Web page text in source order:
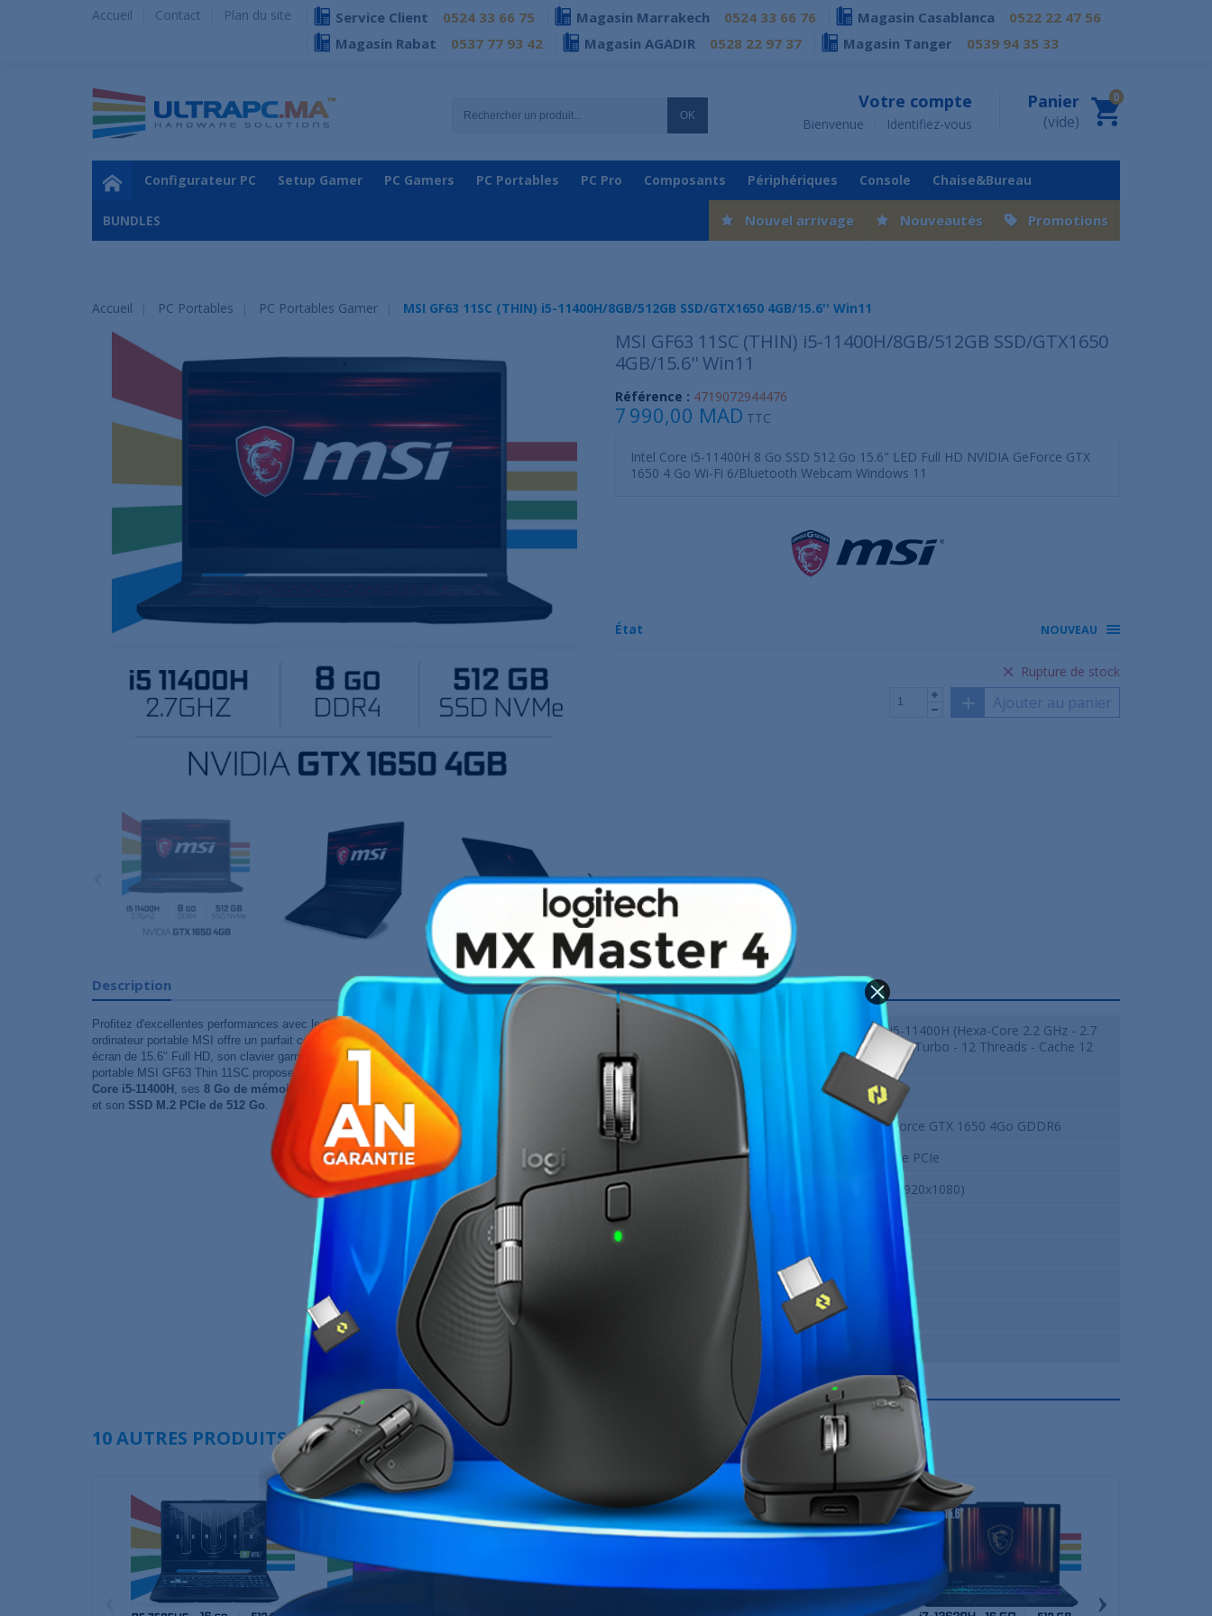
Accueil Contact Plan du site Service Client 0524 33 66 75 Magasin Marrakech 0524 33 66 76 Magasin Casablanca
0522 22 47 56
Magasin Rabat
0537 77 93 42 Magasin AGADIR 0528 22 97 37 Magasin Tanger 0539 94 35 33
OK
Panier
(vide)
0
Votre compte
Bienvenue Identifiez-vous
Promotions
Nouveautés
Nouvel arrivage
Configurateur PC Setup Gamer PC Gamers PC Portables PC Pro Composants Périphériques Console Chaise&Bureau
BUNDLES
Accueil PC Portables PC Portables Gamer MSI GF63 11SC (THIN) i5-11400H/8GB/512GB SSD/GTX1650 4GB/15.6'' Win11
›
MSI GF63 11SC (THIN) i5-11400H/8GB/512GB SSD/GTX1650
4GB/15.6'' Win11
Référence : 4719072944476
7 990,00 MAD TTC
Intel Core i5-11400H 8 Go SSD 512 Go 15.6" LED Full HD NVIDIA GeForce GTX
1650 4 Go Wi-Fi 6/Bluetooth Webcam Windows 11
État NOUVEAU
Rupture de stock
Ajouter au panier
Description
Profitez d'excellentes performances avec le PC portable Gamer MSI GF63 Thin 11SC
ordinateur portable MSI offre un parfait confort de jeu grâce à ses composants performants, son
écran de 15.6" Full HD, son clavier gamer rétroéclairé et son système audio performant. Le PC
portable MSI GF63 Thin 11SC propose d'excellentes performances grâce à son processeur
Core i5-11400H , ses 8 Go de mémoire DDR4 , sa puce graphique
et son SSD M.2 PCIe de 512 Go.
Fiche technique
Type de Processeur
Intel Core i5-11400H (Hexa-Core 2.2 GHz - 2.7
GHz / 4.5 GHz Turbo - 12 Threads - Cache 12
Mo)
Capacité RAM
8 Go DDR4
Chipset graphique
NVIDIA GeForce GTX 1650 4Go GDDR6
512GB NVMe PCIe
Ecran
15.6" FHD (1920x1080)
Clavier
Système d'exploitation
Intel Core i5
MSI
Références spécifiques
10 AUTRES PRODUITS DANS LA MÊME CATÉGORIE :
›